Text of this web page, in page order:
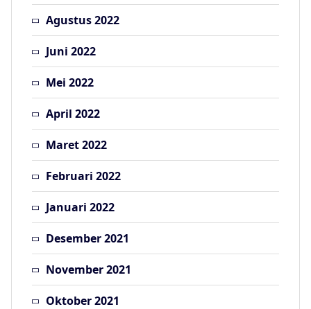
Agustus 2022
Juni 2022
Mei 2022
April 2022
Maret 2022
Februari 2022
Januari 2022
Desember 2021
November 2021
Oktober 2021